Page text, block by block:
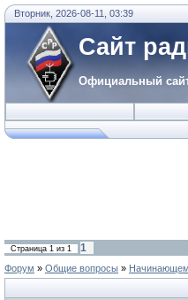
Вторник, 2026-08-11, 03:39
Сайт
Официальный
Страница 1 из 1 1
Форум » Общие вопросы »